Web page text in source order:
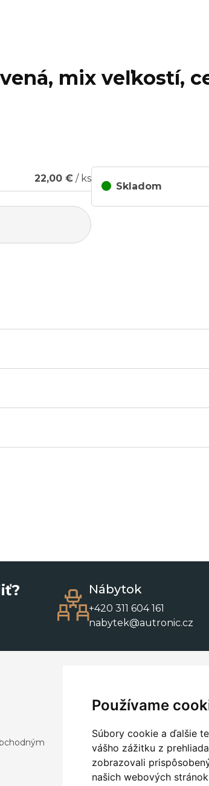
Používame
Súbory cookie a ďalšie
vášho zážitku z
zobrazovali
našich webových
mix veľkostí,
22,00 € / ks
Skladom
Nábytok
+420 311 604 161
nabytek@autronic.cz